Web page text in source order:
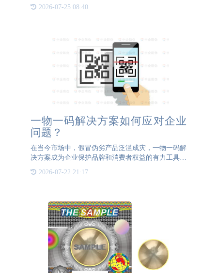
对品牌形象与市场份额构成了严重威胁。因此，构建
2026-07-25 08:40
一物一码解决方案如何应对企业
问题？
在当今市场中，假冒伪劣产品泛滥成灾，一物一码解
决方案成为企业保护品牌和消费者权益的有力工具。
为企业提供定制化的一物一码解决方案，帮助企业解
2026-07-22 21:17